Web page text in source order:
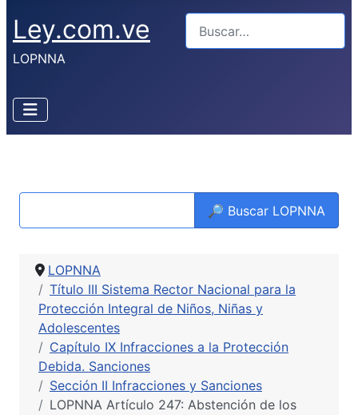
Ley.com.ve
LOPNNA
🔎 Buscar LOPNNA
LOPNNA
Título III Sistema Rector Nacional para la
Protección Integral de Niños, Niñas y
Adolescentes
Capítulo IX Infracciones a la Protección
Debida. Sanciones
Sección II Infracciones y Sanciones
LOPNNA Artículo 247: Abstención de los